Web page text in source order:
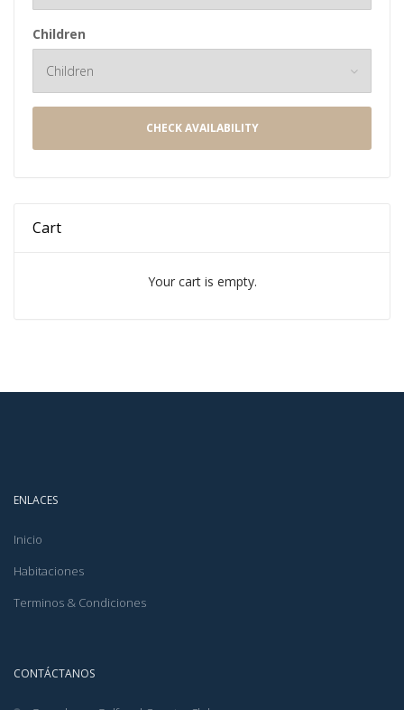
Children
CHECK AVAILABILITY
Cart
Your cart is empty.
ENLACES
Inicio
Habitaciones
Terminos & Condiciones
CONTÁCTANOS